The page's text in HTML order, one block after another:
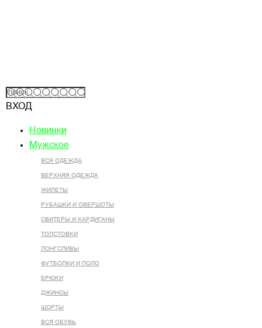
ВХОД
Новинки
Мужское
ВСЯ ОДЕЖДА
ВЕРХНЯЯ ОДЕЖДА
ЖИЛЕТЫ
РУБАШКИ И ОВЕРШОТЫ
СВИТЕРЫ И КАРДИГАНЫ
ТОЛСТОВКИ
ЛОНГСЛИВЫ
ФУТБОЛКИ И ПОЛО
БРЮКИ
ДЖИНСЫ
ШОРТЫ
ВСЯ ОБУВЬ